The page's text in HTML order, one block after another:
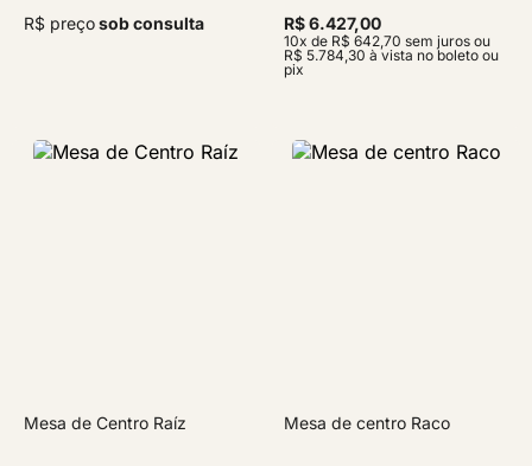
R$ preçosob consulta R$ 6.427,00
10x de R$ 642,70 sem juros ou
R$ 5.784,30 à vista no boleto ou
pix
Mesa de Centro Raíz Mesa de centro Raco